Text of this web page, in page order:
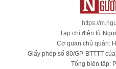
https://
Tạp chí điện tử
Cơ quan chủ quản:
Giấy phép số 80/GP-BTTTT
Tổng biên tập: